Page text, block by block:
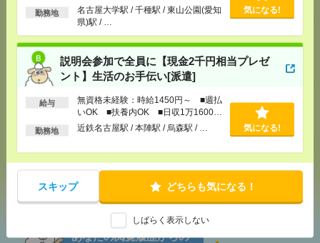
以上
勤務地
名古屋大学駅 / 千種駅 / 東山公園(愛知
県)駅 / …
気になる!
説明会参加で全員に【現金2千円相当プレゼ
ント】生活のお手伝い[派遣]
給与
無資格未経験：時給1450円～ ■週払
いOK ■扶養内OK ■日収1万1600円
以上
勤務地 近鉄名古屋駅 / 本陣駅 / 烏森駅 / … 気になる!
スキップ どちらも気になる！
しばらく表示しない
応募ページへ
気になる！
メールで送る LINEで送る
シェア ツイート ブックマーク
あなたの閲覧履歴からの